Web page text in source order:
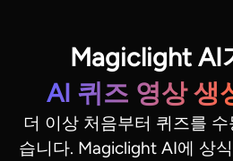
Magiclight AI
AI 퀴즈 영상 생
더 이상 처음부터 퀴즈를
습니다. Magiclight AI에 상